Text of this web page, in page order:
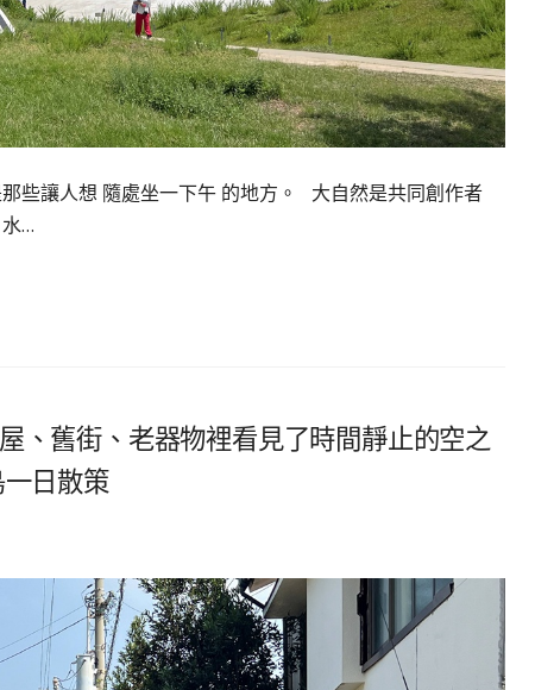
些讓人想 隨處坐一下午 的地方。 大自然是共同創作者
…
、舊街、老器物裡看見了時間靜止的空之
日散策